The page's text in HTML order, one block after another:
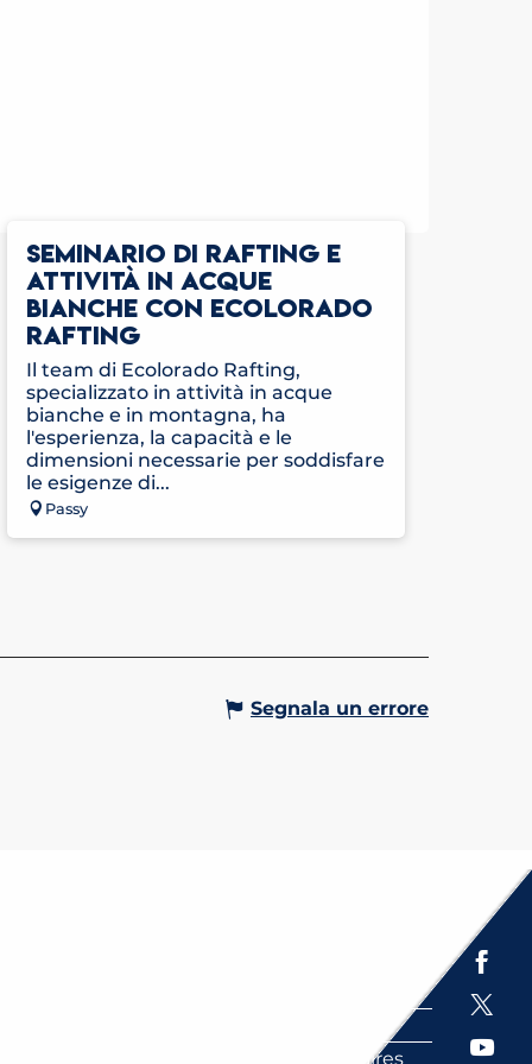
SEMINARIO DI RAFTING E
ATTIVITÀ IN ACQUE
BIANCHE CON ECOLORADO
RAFTING
Il team di Ecolorado Rafting,
specializzato in attività in acque
bianche e in montagna, ha
l'esperienza, la capacità e le
dimensioni necessarie per soddisfare
le esigenze di...
Passy
Segnala un errore
Partenaires